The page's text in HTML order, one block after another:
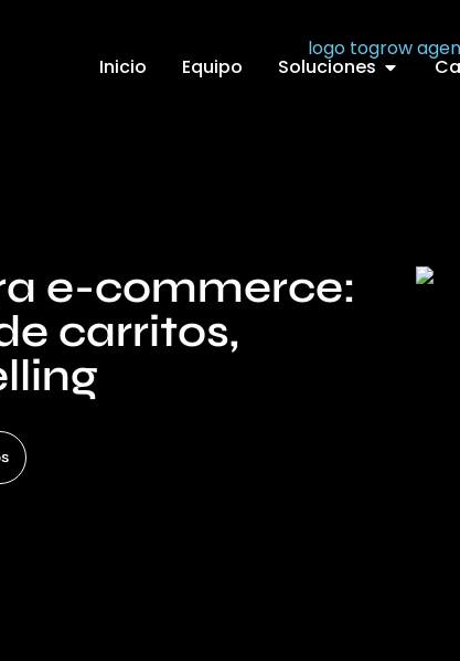
Inicio Equipo Soluciones
e-commerce:
carritos,